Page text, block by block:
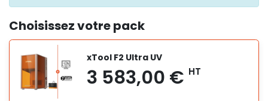
Choisissez votre pack
xTool F2 Ultra UV